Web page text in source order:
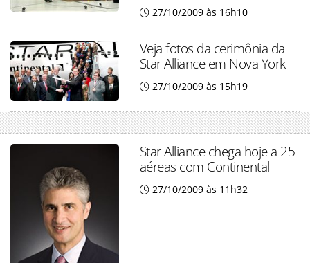
27/10/2009 às 16h10
Veja fotos da cerimônia da
Star Alliance em Nova York
27/10/2009 às 15h19
Star Alliance chega hoje a 25
aéreas com Continental
27/10/2009 às 11h32